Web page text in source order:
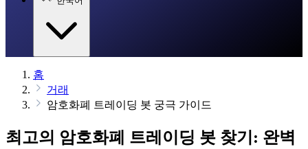
홈
거래
암호화폐 트레이딩 봇 궁극 가이드
최고의 암호화폐 트레이딩 봇 찾기: 완벽